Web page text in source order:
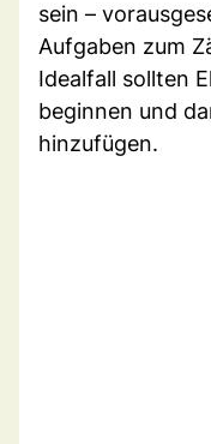
sein –
Aufgaben zum
Idealfall sollten
beginnen und
hinzufügen.